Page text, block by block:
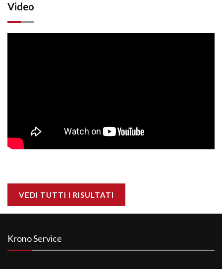
Video
VEDI TUTTI I RISULTATI
Krono Service